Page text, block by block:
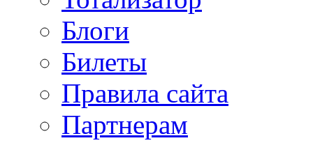
Блоги
Билеты
Правила сайта
Партнерам